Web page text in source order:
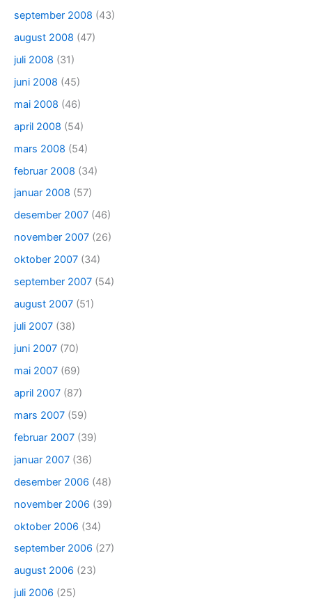
september 2008 (43)
august 2008 (47)
juli 2008 (31)
juni 2008 (45)
mai 2008 (46)
april 2008 (54)
mars 2008 (54)
februar 2008 (34)
januar 2008 (57)
desember 2007 (46)
november 2007 (26)
oktober 2007 (34)
september 2007 (54)
august 2007 (51)
juli 2007 (38)
juni 2007 (70)
mai 2007 (69)
april 2007 (87)
mars 2007 (59)
februar 2007 (39)
januar 2007 (36)
desember 2006 (48)
november 2006 (39)
oktober 2006 (34)
september 2006 (27)
august 2006 (23)
juli 2006 (25)